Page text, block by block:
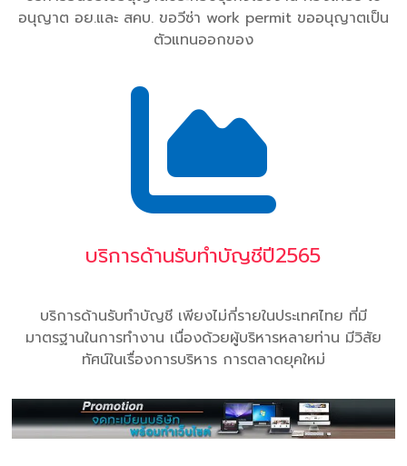
อนุญาต อย.และ สคบ. ขอวีซ่า work permit ขออนุญาตเป็น
ตัวแทนออกของ
บริการด้านรับทำบัญชีปี2565
บริการด้านรับทำบัญชี เพียงไม่กี่รายในประเทศไทย ที่มี
มาตรฐานในการทำงาน เนื่องด้วยผู้บริหารหลายท่าน มีวิสัย
ทัศน์ในเรื่องการบริหาร การตลาดยุคใหม่